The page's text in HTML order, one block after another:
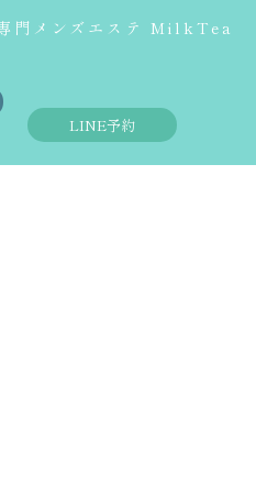
門メンズエステ MilkTea
LINE予約